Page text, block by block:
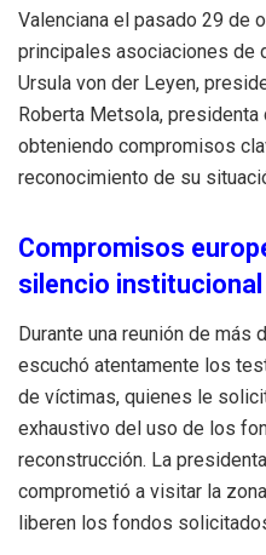
Valenciana el pasado 29 de
principales asociaciones de
Ursula von der Leyen,
Roberta Metsola, presidenta
obteniendo compromisos
reconocimiento de su
Compromisos
silencio institucional
Durante una reunión de más
escuchó atentamente los
de víctimas, quienes le
exhaustivo del uso de los
reconstrucción. La
comprometió a visitar la
liberen los fondos